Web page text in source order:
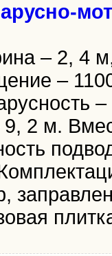
– 2, 4
– 1100
9, 2 м.